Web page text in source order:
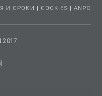
И СРОКИ | COOKIES | ANPC
2017